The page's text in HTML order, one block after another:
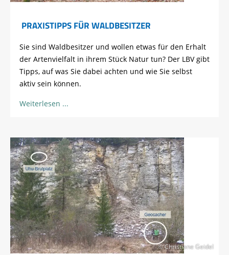
PRAXISTIPPS FÜR WALDBESITZER
Sie sind Waldbesitzer und wollen etwas für den Erhalt
der Artenvielfalt in ihrem Stück Natur tun? Der LBV gibt
Tipps, auf was Sie dabei achten und wie Sie selbst
aktiv sein können.
Weiterlesen
© Christiane Geidel